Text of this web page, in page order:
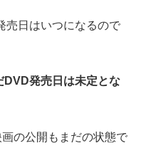
売日はいつになるので
DVD発売日は未定とな
の公開もまだの状態で